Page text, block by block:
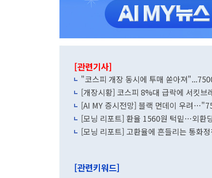
[관련기사]
"코스피 개장 동시에 투매 쏟아져
[개장시황] 코스피 8%대 급락에 서킷
[AI MY 증시전망] 블랙 먼데이 우려
[모닝 리포트] 환율 1560원 턱밑…외환
[모닝 리포트] 고환율에 흔들리는 통화
[관련키워드]